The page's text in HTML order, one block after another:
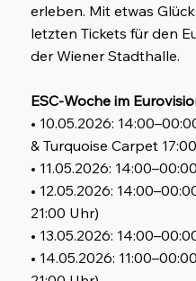
erleben. Mit etwas
letzten Tickets für den
der Wiener Stadthalle.
ESC-Woche im
• 10.05.2026:
& Turquoise Carpet
• 11.05.2026:
• 12.05.2026:
21:00 Uhr)
• 13.05.2026:
• 14.05.2026: